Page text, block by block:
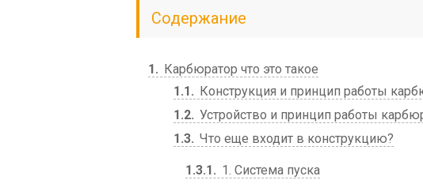
Содержание
1
Карбюратор что это такое
1.1
Конструкция и принцип работы
1.2 Устройство и принцип работы
1.3 Что еще входит в конструкцию?
1.3.1 1. Система пуска